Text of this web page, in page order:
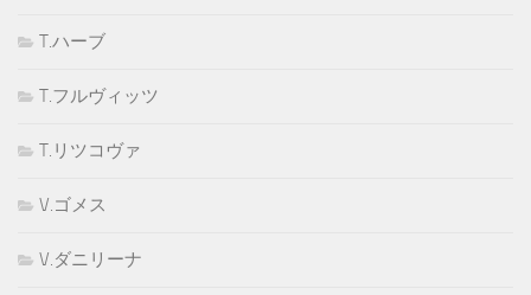
T.ハーブ
T.フルヴィッツ
T.リツコヴァ
V.ゴメス
V.ダニリーナ